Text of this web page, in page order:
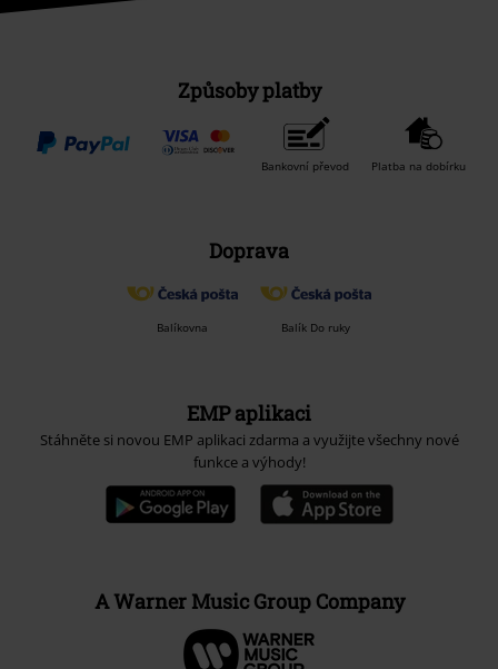
Způsoby platby
Bankovní převod Platba na dobírku
Doprava
Balíkovna Balík Do ruky
EMP aplikaci
Stáhněte si novou EMP aplikaci zdarma a využijte všechny nové
funkce a výhody!
A Warner Music Group Company